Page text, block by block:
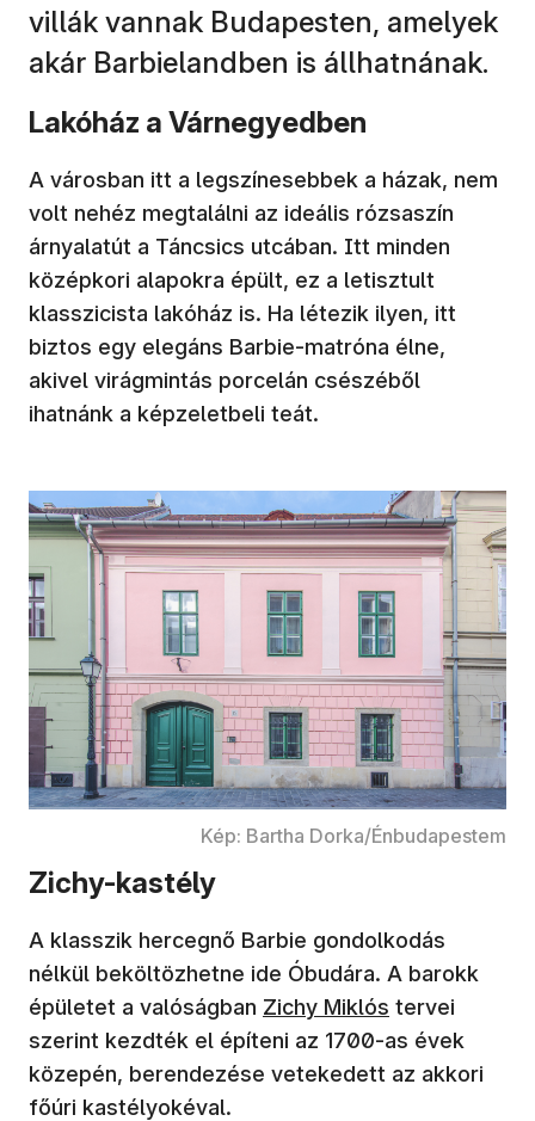
villák vannak Budapesten, amelyek
akár Barbielandben is állhatnának.
Lakóház a Várnegyedben
A városban itt a legszínesebbek a házak, nem
volt nehéz megtalálni az ideális rózsaszín
árnyalatút a Táncsics utcában. Itt minden
középkori alapokra épült, ez a letisztult
klasszicista lakóház is. Ha létezik ilyen, itt
biztos egy elegáns Barbie-matróna élne,
akivel virágmintás porcelán csészéből
ihatnánk a képzeletbeli teát.
Kép: Bartha Dorka/Énbudapestem
Zichy-kastély
A klasszik hercegnő Barbie gondolkodás
nélkül beköltözhetne ide Óbudára. A barokk
épületet a valóságban Zichy Miklós tervei
szerint kezdték el építeni az 1700-as évek
közepén, berendezése vetekedett az akkori
főúri kastélyokéval.